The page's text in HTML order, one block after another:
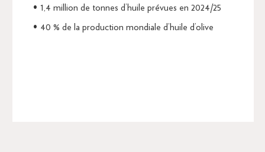
1,4 million de tonnes d’huile prévues en 2024/25
40 % de la production mondiale d’huile d’olive